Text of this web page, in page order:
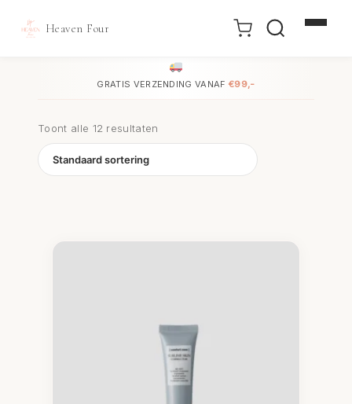
Heaven Four
GRATIS VERZENDING VANAF€99,-
Toont alle 12 resultaten